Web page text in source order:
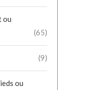
ou
(65)
(9)
ou